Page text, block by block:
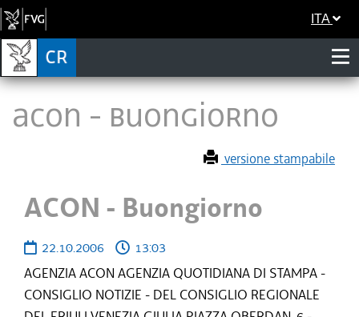
ITA
ACON - Buongiorno
versione stampabile
ACON - Buongiorno
22.10.2006
13:03
AGENZIA ACON AGENZIA QUOTIDIANA DI STAMPA -
CONSIGLIO NOTIZIE - DEL CONSIGLIO REGIONALE